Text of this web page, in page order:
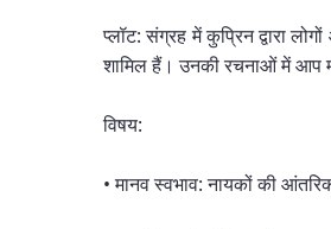
प्लॉट: संग्रह में कुप्रिन द्वारा
शामिल हैं। उनकी रचनाओं में आप
विषय:
• मानव स्वभाव: नायकों की